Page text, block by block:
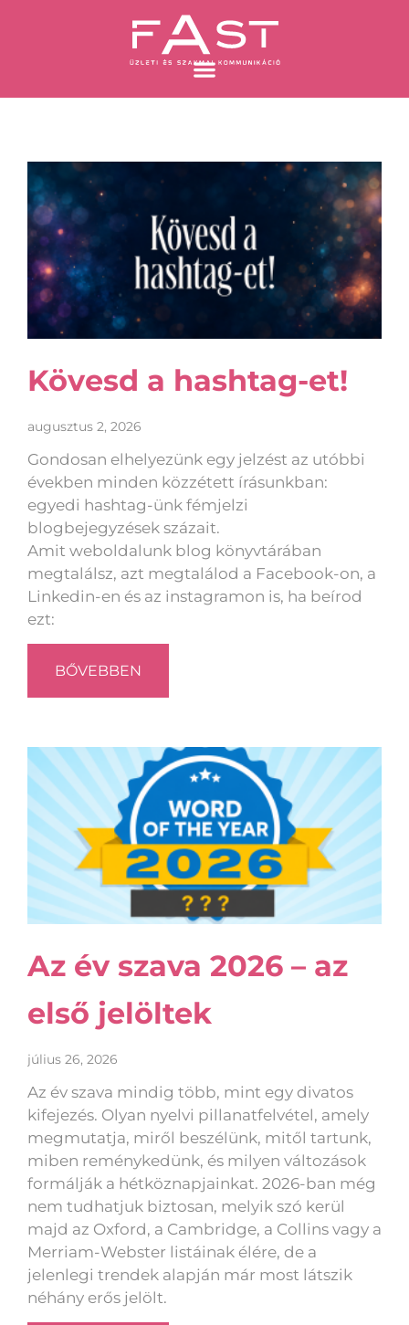
Kövesd a hashtag-et!
augusztus 2, 2026
Gondosan elhelyezünk egy jelzést az utóbbi
években minden közzétett írásunkban:
egyedi hashtag-ünk fémjelzi
blogbejegyzések százait.
Amit weboldalunk blog könyvtárában
megtalálsz, azt megtalálod a Facebook-on, a
Linkedin-en és az instagramon is, ha beírod
ezt:
BŐVEBBEN
Az év szava 2026 – az
első jelöltek
július 26, 2026
Az év szava mindig több, mint egy divatos
kifejezés. Olyan nyelvi pillanatfelvétel, amely
megmutatja, miről beszélünk, mitől tartunk,
miben reménykedünk, és milyen változások
formálják a hétköznapjainkat. 2026-ban még
nem tudhatjuk biztosan, melyik szó kerül
majd az Oxford, a Cambridge, a Collins vagy a
Merriam-Webster listáinak élére, de a
jelenlegi trendek alapján már most látszik
néhány erős jelölt.